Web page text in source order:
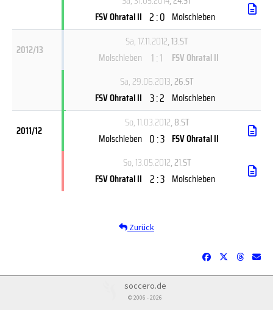
FSV Ohratal II 2 : 0 Molschleben
2012/13
Sa, 17.11.2012, 13.ST
Molschleben
1 : 1
FSV Ohratal II
Sa, 29.06.2013, 26.ST
FSV Ohratal II 3 : 2 Molschleben
2011/12
So, 11.03.2012, 8.ST
Molschleben 0 : 3 FSV Ohratal II
So, 13.05.2012, 21.ST
FSV Ohratal II 2 : 3 Molschleben
Zurück
soccero.de
© 2006 - 2026